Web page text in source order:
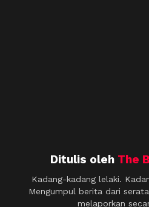
Ditulis oleh The
Kadang-kadang lelaki.
Mengumpul berita dari
melaporkan